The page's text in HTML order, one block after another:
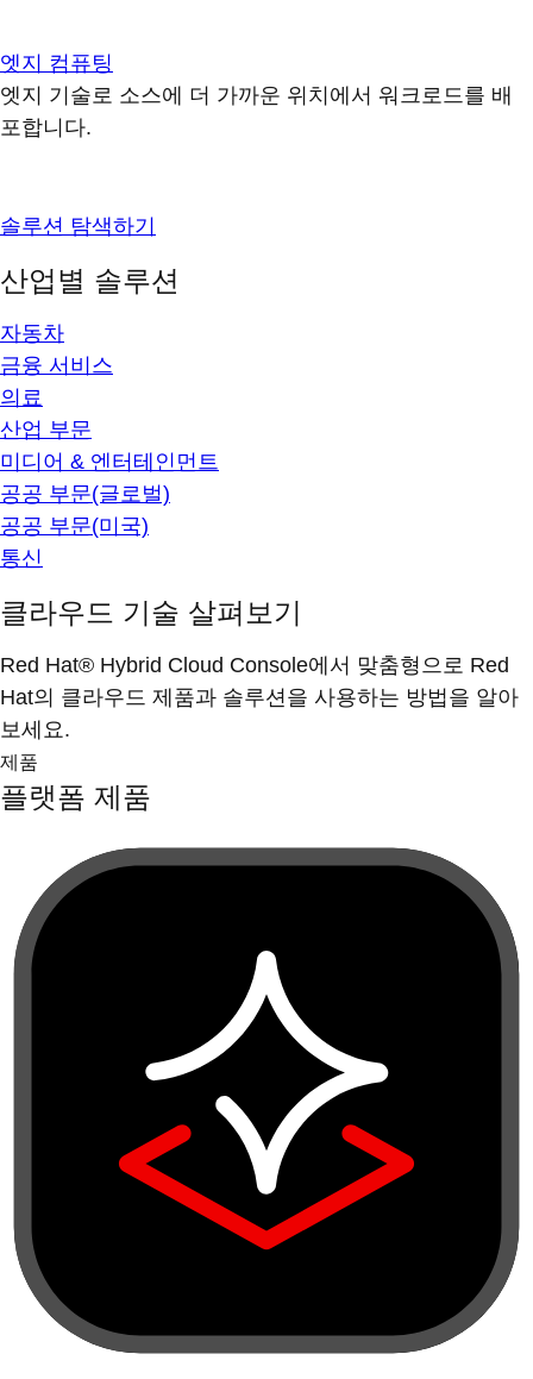
엣지 컴퓨팅
엣지 기술로 소스에 더 가까운 위치에서 워크로드를 배
포합니다.
솔루션 탐색하기
산업별 솔루션
자동차
금융 서비스
의료
산업 부문
미디어 & 엔터테인먼트
공공 부문(글로벌)
공공 부문(미국)
통신
클라우드 기술 살펴보기
Red Hat® Hybrid Cloud Console에서 맞춤형으로 Red
Hat의 클라우드 제품과 솔루션을 사용하는 방법을 알아
보세요.
제품
플랫폼 제품